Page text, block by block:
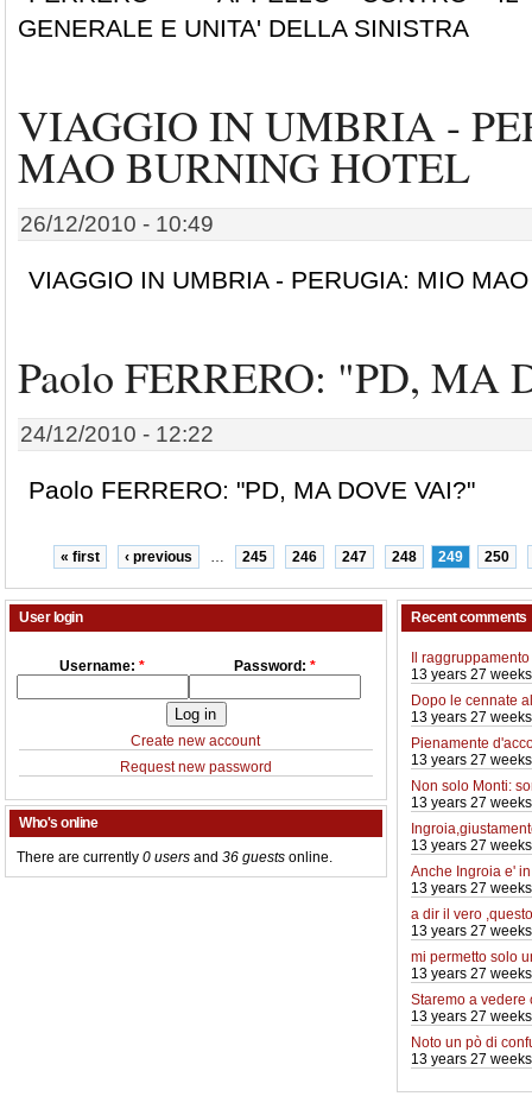
GENERALE E UNITA' DELLA SINISTRA
VIAGGIO IN UMBRIA -
MAO BURNING HOTEL
26/12/2010 - 10:49
VIAGGIO IN UMBRIA - PERUGIA: MIO
Paolo FERRERO: "PD, MA
24/12/2010 - 12:22
Paolo FERRERO: "PD, MA DOVE VAI?"
« first ‹ previous … 245 246 247 248 249 250
User login
Username:* Password: *
Create new account
Request new password
Who's online
There are currently 0 users and 36 guests online.
Recent comments
Il
13 years 27
Dopo le cennate
13 years 27
Pienamente
13 years 27
Non solo Monti:
13 years 27
13 years 27
Anche Ingroia e'
13 years 27
a dir il vero ,questo
13 years 27
mi permetto solo
13 years 27
Staremo a vedere
13 years 27
Noto un pò di
13 years 27